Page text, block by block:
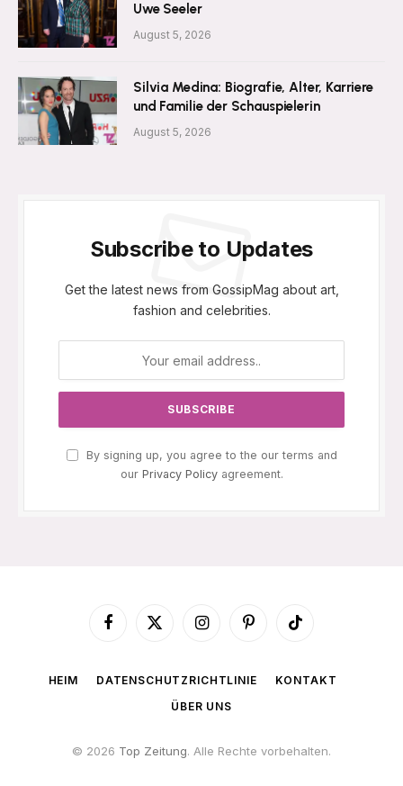
Uwe Seeler
August 5, 2026
Silvia Medina: Biografie, Alter, Karriere
und Familie der Schauspielerin
August 5, 2026
Subscribe to Updates
Get the latest news from GossipMag about art,
fashion and celebrities.
By signing up, you agree to the our terms and
our Privacy Policyagreement.
Facebook
X
InstagramPinterestTikTok
HEIM DATENSCHUTZRICHTLINIE
KONTAKT
ÜBER UNS
© 2026 Top Zeitung. Alle Rechte vorbehalten.